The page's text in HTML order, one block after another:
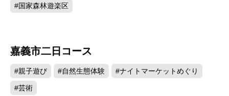
#国家森林遊楽区
嘉義市二日コース
#親子遊び #自然生態体験 #ナイトマーケットめぐり
#芸術